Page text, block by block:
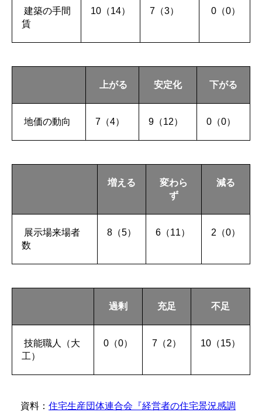
建築の手間
賃
10（14） 7（3） 0（0）
上がる 安定化 下がる
地価の動向 7（4） 9（12） 0（0）
増える
変わら
ず
減る
展示場来場者
数
8（5） 6（11） 2（0）
過剰 充足 不足
技能職人（大
工）
0（0） 7（2） 10（15）
資料： 住宅生産団体連合会『経営者の住宅景況感調